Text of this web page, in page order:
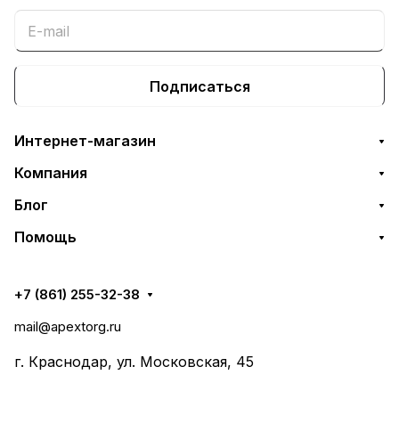
Подписаться
Интернет-магазин
Компания
Блог
Помощь
+7 (861) 255-32-38
mail@apextorg.ru
г. Краснодар, ул. Московская, 45